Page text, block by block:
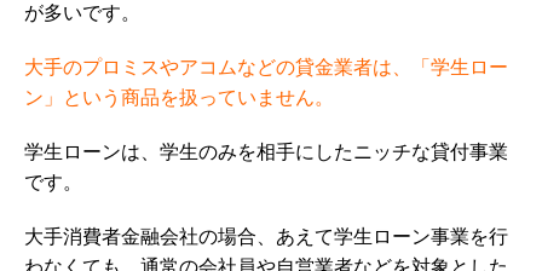
が多いです。
大手のプロミスやアコムなどの貸金業者は、「学生ロー
ン」という商品を扱っていません。
学生ローンは、学生のみを相手にしたニッチな貸付事業
です。
大手消費者金融会社の場合、あえて学生ローン事業を行
わなくても、通常の会社員や自営業者などを対象とした